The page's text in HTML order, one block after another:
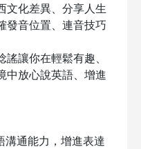
文化差異、分享人生
發音位置、連音技巧
讓你在輕鬆有趣、
中放心說英語、增進
溝通能力，增進表達